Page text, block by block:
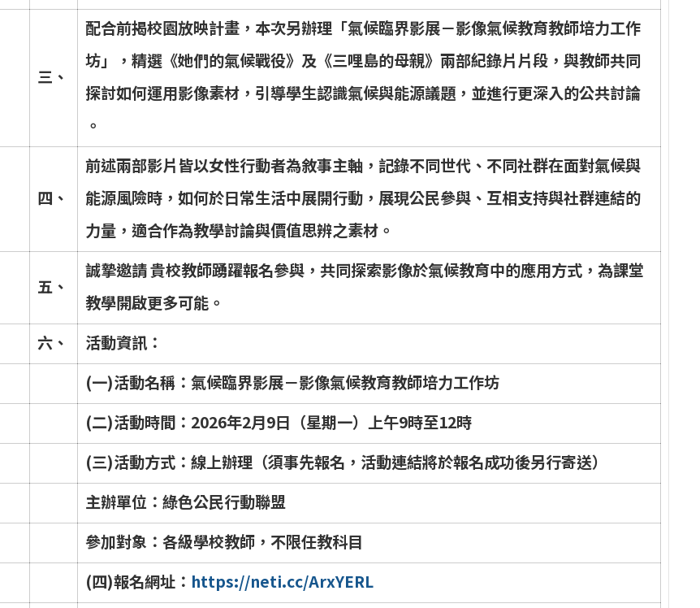
三 、
配合前揭校園放映計畫 ， 本次另辦理 「氣候臨界影展－影像氣候教育教師培力工作
坊」 ，精選 《她們的氣候戰役》及 《三哩島的母親》兩部紀錄片片段 ，與教師共同
探討如何運用影像素材 ， 引導學生認識氣候與能源議題 ， 並進行更深入的公共討論
。
四 、
前述兩部影片皆以女性行動者為敘事主軸 ， 記錄不同世代 、 不同社群在面對氣候與
能源風險時 ，如何於日常生活中展開行動 ， 展現公民參與 、 互相支持與社群連結的
力量 ，適合作為教學討論與價值思辨之素材 。
五 、
誠摯邀請貴校教師踴躍報名參與 ，共同探索影像於氣候教育中的應用方式 ，為課堂
教學開啟更多可能 。
六 、 活動資訊：
(一)活動名稱 ：氣候臨界影展－影像氣候教育教師培力工作坊
(二)活動時間 ： 2026年2月9日 （星期一）上午9時至12時
(三)活動方式 ：線上辦理 （須事先報名 ， 活動連結將於報名成功後另行寄送）
主辦單位 ：綠色公民行動聯盟
參加對象 ：各級學校教師 ， 不限任教科目
(四)報名網址 ： https://neti.cc/ArxYERL